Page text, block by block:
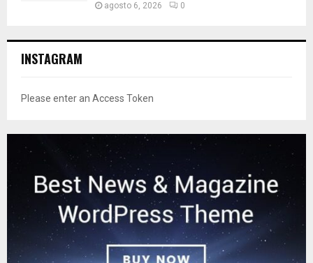
agosto 6, 2026 0
INSTAGRAM
Please enter an Access Token